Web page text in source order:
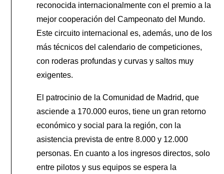
reconocida internacionalmente con el premio a la
mejor cooperación del Campeonato del Mundo.
Este circuito internacional es, además, uno de los
más técnicos del calendario de competiciones,
con roderas profundas y curvas y saltos muy
exigentes.
El patrocinio de la Comunidad de Madrid, que
asciende a 170.000 euros, tiene un gran retorno
económico y social para la región, con la
asistencia prevista de entre 8.000 y 12.000
personas. En cuanto a los ingresos directos, solo
entre pilotos y sus equipos se espera la